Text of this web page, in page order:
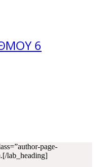
6
page-
lab_heading]